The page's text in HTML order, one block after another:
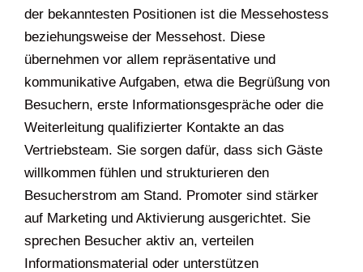
der bekanntesten Positionen ist die Messehostess
beziehungsweise der Messehost. Diese
übernehmen vor allem repräsentative und
kommunikative Aufgaben, etwa die Begrüßung von
Besuchern, erste Informationsgespräche oder die
Weiterleitung qualifizierter Kontakte an das
Vertriebsteam. Sie sorgen dafür, dass sich Gäste
willkommen fühlen und strukturieren den
Besucherstrom am Stand. Promoter sind stärker
auf Marketing und Aktivierung ausgerichtet. Sie
sprechen Besucher aktiv an, verteilen
Informationsmaterial oder unterstützen